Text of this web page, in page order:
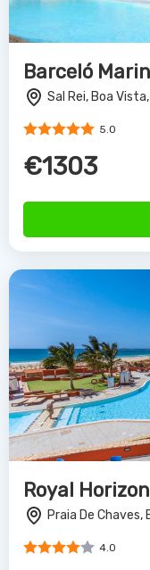
Barceló
Sal Rei, Boa
5.0
€1303
Royal
Praia De Chaves,
4.0